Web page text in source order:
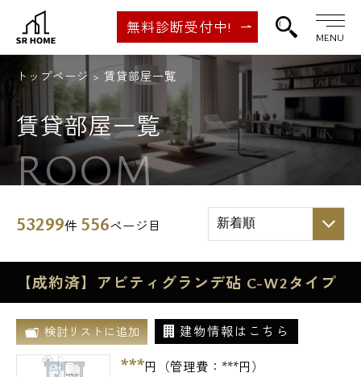
無料診断受付中!
MENU
トップページ 賃貸部屋一覧
賃貸部屋一覧
ROOM
53299件 556ページ目
【成約済】アビティグランデ砧 C-W2タイプ
検討リストに追加 建物情報はこちら
***円（管理費： ***円）